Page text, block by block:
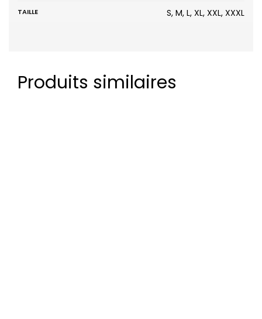
TAILLE S, M, L, XL, XXL, XXXL
Produits similaires